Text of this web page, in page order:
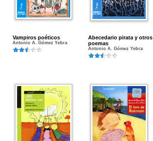
Vampiros poéticos
Antonio A. Gómez Yebra
Abecedario pirata y otros
poemas
Antonio A. Gómez Yebra